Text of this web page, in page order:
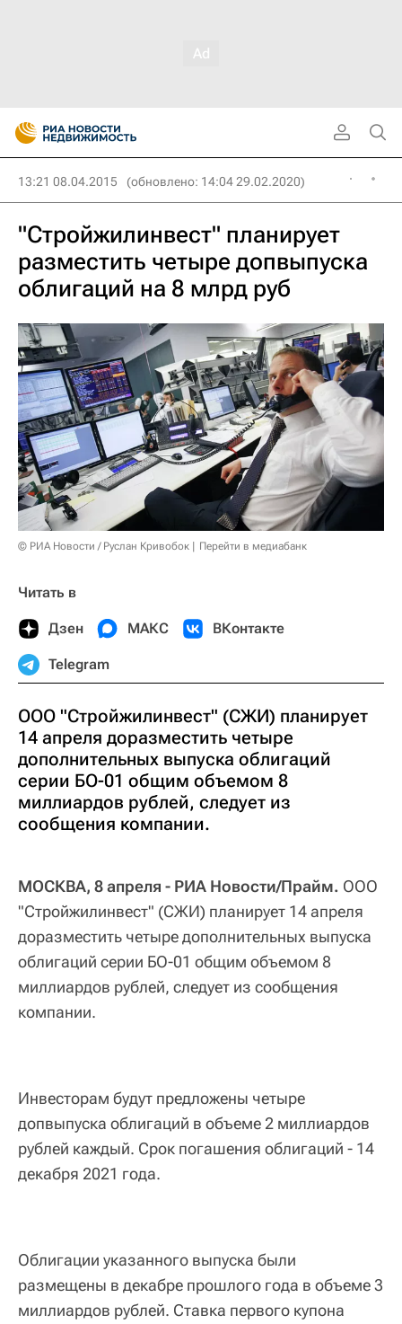
13:21 08.04.2015 (обновлено: 14:04 29.02.2020)
"Стройжилинвест" планирует
разместить четыре допвыпуска
облигаций на 8 млрд руб
© РИА Новости / Руслан Кривобок Перейти в медиабанк
Читать в
Дзен МАКС ВКонтакте
Telegram
ООО "Стройжилинвест" (СЖИ) планирует
14 апреля доразместить четыре
дополнительных выпуска облигаций
серии БО-01 общим объемом 8
миллиардов рублей, следует из
сообщения компании.
МОСКВА, 8 апреля - РИА Новости/Прайм. ООО
"Стройжилинвест" (СЖИ) планирует 14 апреля
доразместить четыре дополнительных выпуска
облигаций серии БО-01 общим объемом 8
миллиардов рублей, следует из сообщения
компании.
Инвесторам будут предложены четыре
допвыпуска облигаций в объеме 2 миллиардов
рублей каждый. Срок погашения облигаций - 14
декабря 2021 года.
Облигации указанного выпуска были
размещены в декабре прошлого года в объеме 3
миллиардов рублей. Ставка первого купона